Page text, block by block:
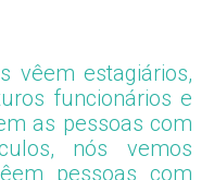
vêem estagiários,
funcionários e
as pessoas com
nós vemos
pessoas com